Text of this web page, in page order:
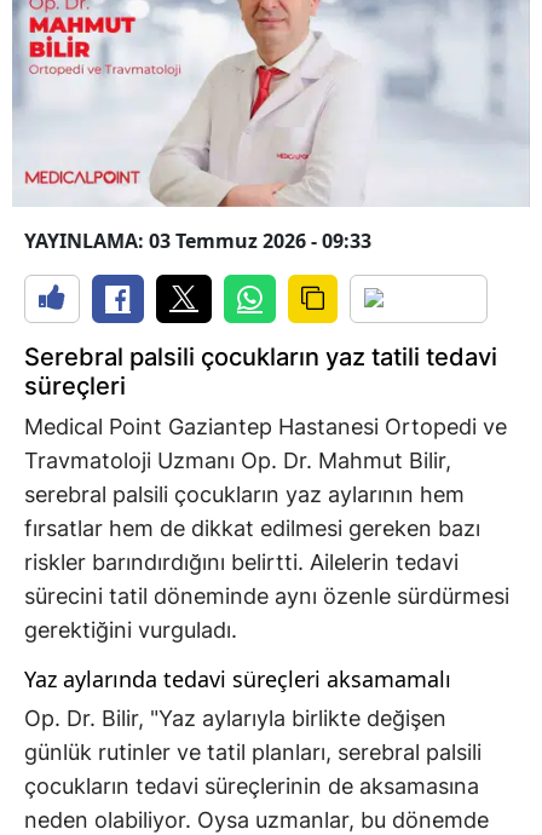
YAYINLAMA: 03 Temmuz 2026 - 09:33
Serebral palsili çocukların yaz tatili tedavi
süreçleri
Medical Point Gaziantep Hastanesi Ortopedi ve
Travmatoloji Uzmanı Op. Dr. Mahmut Bilir,
serebral palsili çocukların yaz aylarının hem
fırsatlar hem de dikkat edilmesi gereken bazı
riskler barındırdığını belirtti. Ailelerin tedavi
sürecini tatil döneminde aynı özenle sürdürmesi
gerektiğini vurguladı.
Yaz aylarında tedavi süreçleri aksamamalı
Op. Dr. Bilir, "Yaz aylarıyla birlikte değişen
günlük rutinler ve tatil planları, serebral palsili
çocukların tedavi süreçlerinin de aksamasına
neden olabiliyor. Oysa uzmanlar, bu dönemde